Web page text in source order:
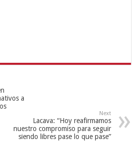
a
Next
Lacava: “Hoy reafirmamos
nuestro compromiso para seguir
siendo libres pase lo que pase”